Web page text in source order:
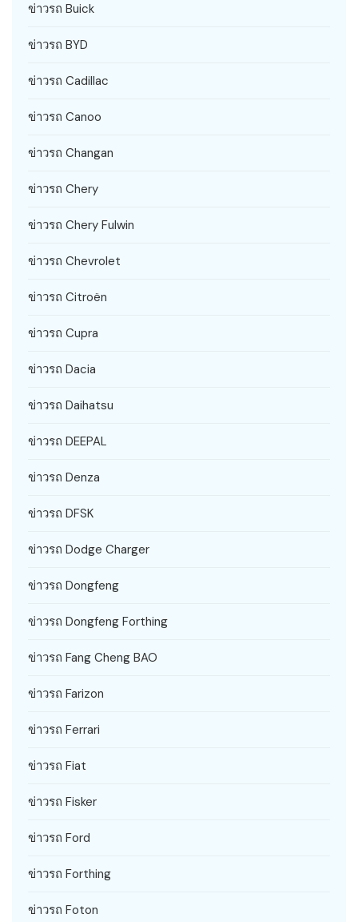
ข่าวรถ Buick
ข่าวรถ BYD
ข่าวรถ Cadillac
ข่าวรถ Canoo
ข่าวรถ Changan
ข่าวรถ Chery
ข่าวรถ Chery Fulwin
ข่าวรถ Chevrolet
ข่าวรถ Citroën
ข่าวรถ Cupra
ข่าวรถ Dacia
ข่าวรถ Daihatsu
ข่าวรถ DEEPAL
ข่าวรถ Denza
ข่าวรถ DFSK
ข่าวรถ Dodge Charger
ข่าวรถ Dongfeng
ข่าวรถ Dongfeng Forthing
ข่าวรถ Fang Cheng BAO
ข่าวรถ Farizon
ข่าวรถ Ferrari
ข่าวรถ Fiat
ข่าวรถ Fisker
ข่าวรถ Ford
ข่าวรถ Forthing
ข่าวรถ Foton